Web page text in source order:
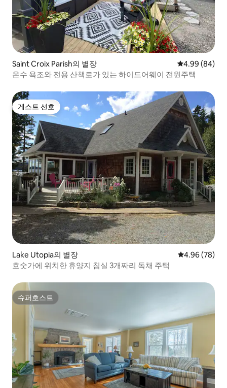
Saint Croix Parish의 별장 평점 4.99점(5
4.99 (84)
온수 욕조와 전용 산책로가 있는 하이드어웨이 전원주택
게스트 선호
게스트 선호
Lake Utopia의 별장 평점 4.96점(5
4.96 (78)
호숫가에 위치한 휴양지 침실 3개짜리 독채 주택
슈퍼호스트
슈퍼호스트